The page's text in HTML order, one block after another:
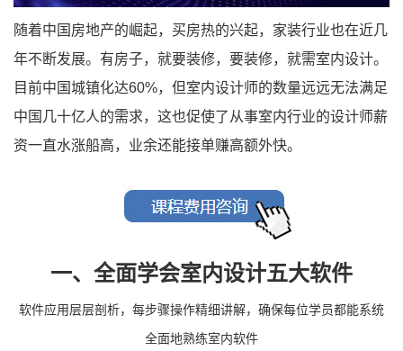
随着中国房地产的崛起，买房热的兴起，家装行业也在近几
年不断发展。有房子，就要装修，要装修，就需室内设计。
目前中国城镇化达60%，但室内设计师的数量远远无法满足
中国几十亿人的需求，这也促使了从事室内行业的设计师薪
资一直水涨船高，业余还能接单赚高额外快。
一、全面学会室内设计五大软件
软件应用层层剖析，每步骤操作精细讲解，确保每位学员都能系统
全面地熟练室内软件